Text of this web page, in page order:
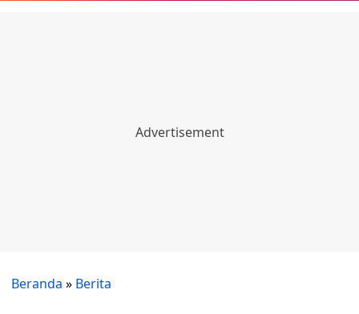
Beranda » Berita